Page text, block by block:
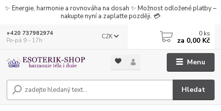
✨ Energie, harmonie a rovnováha na dosah ✨ Možnost odložené platby –
nakupte nyní a zaplaťte později. 💳
Menu
CZK
Hledat
+420 737982974
Po-pá 9 - 17h
0 ks
za 0,00 Kč